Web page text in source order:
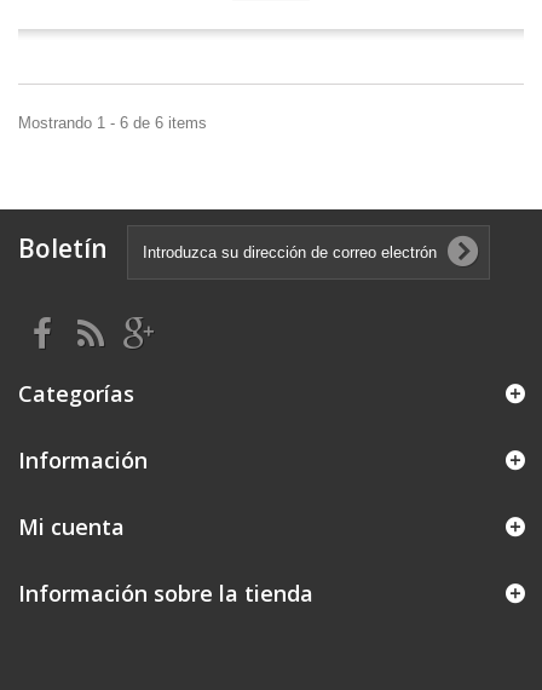
Mostrando 1 - 6 de 6 items
Boletín
Categorías
Información
Mi cuenta
Información sobre la tienda